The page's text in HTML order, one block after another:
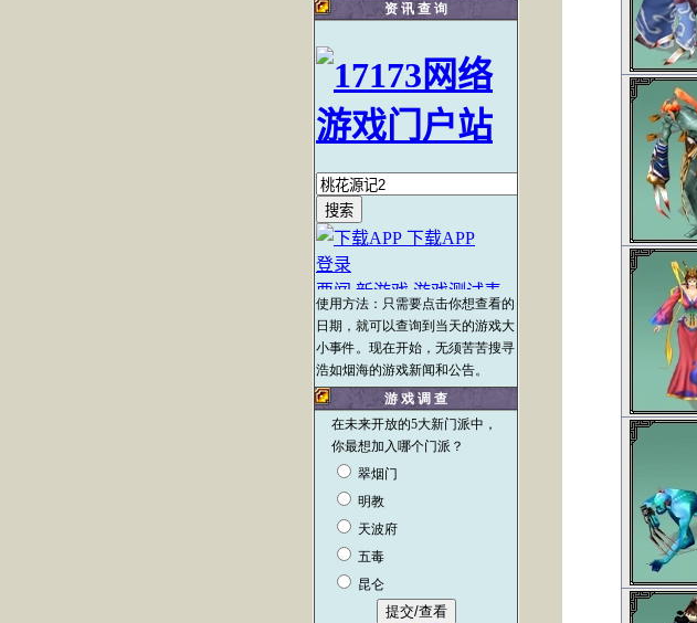
资 讯 查 询
使用方法：只需要点击你想查看的
日期，就可以查询到当天的游戏大
小事件。现在开始，无须苦苦搜寻
浩如烟海的游戏新闻和公告。
游 戏 调 查
在未来开放的5大新门派中，
你最想加入哪个门派？
翠烟门
明教
天波府
五毒
昆仑